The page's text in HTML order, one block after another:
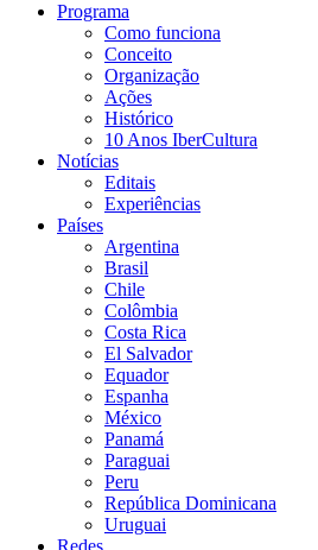
Programa
Como funciona
Conceito
Organização
Ações
Histórico
10 Anos IberCultura
Notícias
Editais
Experiências
Países
Argentina
Brasil
Chile
Colômbia
Costa Rica
El Salvador
Equador
Espanha
México
Panamá
Paraguai
Peru
República Dominicana
Uruguai
Redes